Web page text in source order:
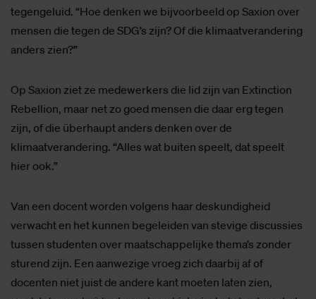
tegengeluid. “Hoe denken we bijvoorbeeld op Saxion over
mensen die tegen de SDG’s zijn? Of die klimaatverandering
anders zien?”
Op Saxion ziet ze medewerkers die lid zijn van Extinction
Rebellion, maar net zo goed mensen die daar erg tegen
zijn, of die überhaupt anders denken over de
klimaatverandering. “Alles wat buiten speelt, dat speelt
hier ook.”
Van een docent worden volgens haar deskundigheid
verwacht en het kunnen begeleiden van stevige discussies
tussen studenten over maatschappelijke thema’s zonder
sturend zijn. Een aanwezige vroeg zich daarbij af of
docenten niet juist de andere kant moeten laten zien,